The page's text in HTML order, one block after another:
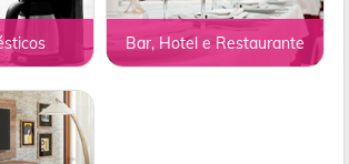
Bar, Hotel e Restaurante